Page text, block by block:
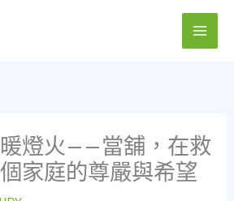
燈火——當舖，在救
家庭的尊嚴與希望